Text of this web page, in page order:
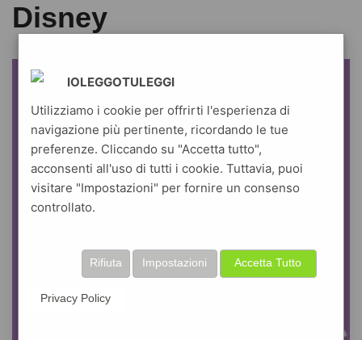
Disney
IOLEGGOTULEGGI
Utilizziamo i cookie per offrirti l'esperienza di
navigazione più pertinente, ricordando le tue
preferenze. Cliccando su "Accetta tutto",
acconsenti all'uso di tutti i cookie. Tuttavia, puoi
visitare "Impostazioni" per fornire un consenso
controllato.
Accetta Tutto
Impostazioni
Rifiuta
Privacy Policy